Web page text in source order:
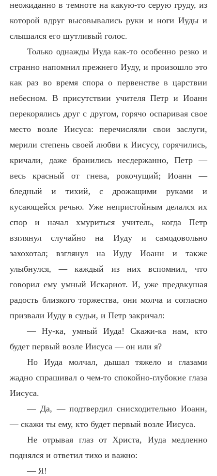
неожиданно в темноте на какую-то серую груду, из
которой вдруг высовывались руки и ноги Иуды и
слышался его шутливый голос.
Только однажды Иуда как-то особенно резко и
странно напомнил прежнего Иуду, и произошло это
как раз во время спора о первенстве в царствии
небесном. В присутствии учителя Петр и Иоанн
перекорялись друг с другом, горячо оспаривая свое
место возле Иисуса: перечисляли свои заслуги,
мерили степень своей любви к Иисусу, горячились,
кричали, даже бранились несдержанно, Петр —
весь красный от гнева, рокочущий; Иоанн —
бледный и тихий, с дрожащими руками и
кусающейся речью. Уже непристойным делался их
спор и начал хмуриться учитель, когда Петр
взглянул случайно на Иуду и самодовольно
захохотал; взглянул на Иуду Иоанн и также
улыбнулся, — каждый из них вспомнил, что
говорил ему умный Искариот. И, уже предвкушая
радость близкого торжества, они молча и согласно
призвали Иуду в судьи, и Петр закричал:
— Ну-ка, умный Иуда! Скажи-ка нам, кто
будет первый возле Иисуса — он или я?
Но Иуда молчал, дышал тяжело и глазами
жадно спрашивал о чем-то спокойно-глубокие глаза
Иисуса.
— Да, — подтвердил снисходительно Иоанн,
— скажи ты ему, кто будет первый возле Иисуса.
Не отрывая глаз от Христа, Иуда медленно
поднялся и ответил тихо и важно:
— Я!